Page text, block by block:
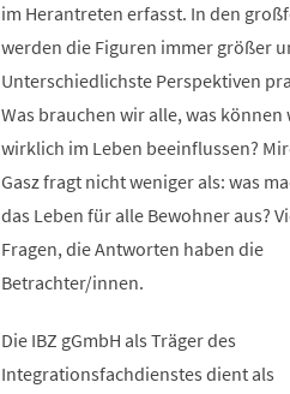
im Herantreten erfasst. In den
werden die Figuren immer größer
Unterschiedlichste Perspektiven
Was brauchen wir alle, was können
wirklich im Leben beeinflussen?
Gasz fragt nicht weniger als: was
das Leben für alle Bewohner aus?
Fragen, die Antworten haben die
Betrachter/innen.
Die IBZ gGmbH als Träger des
Integrationsfachdienstes dient als